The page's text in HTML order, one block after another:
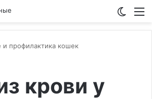
и профилактика кошек
крови у